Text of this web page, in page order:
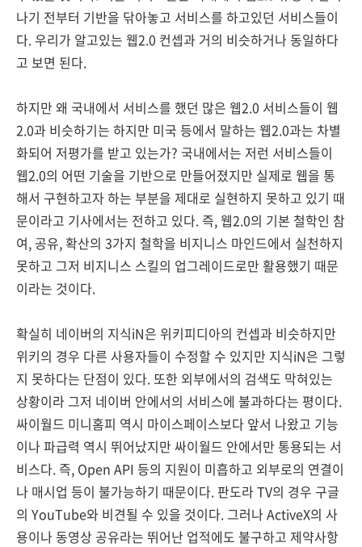
나기 전부터 기반을 닦아놓고 서비스를 하고있던 서비스들이
다. 우리가 알고있는 웹2.0 컨셉과 거의 비슷하거나 동일하다
고 보면 된다.
하지만 왜 국내에서 서비스를 했던 많은 웹2.0 서비스들이 웹
2.0과 비슷하기는 하지만 미국 등에서 말하는 웹2.0과는 차별
화되어 저평가를 받고 있는가? 국내에서는 저런 서비스들이
웹2.0의 어떤 기술을 기반으로 만들어졌지만 실제로 웹을 통
해서 구현하고자 하는 부분을 제대로 실현하지 못하고 있기 때
문이라고 기사에서는 전하고 있다. 즉, 웹2.0의 기본 철학인 참
여, 공유, 확산의 3가지 철학을 비지니스 마인드에서 실천하지
못하고 그저 비지니스 스킬의 업그레이드로만 활용했기 때문
이라는 것이다.
확실히 네이버의 지식iN은 위키피디아의 컨셉과 비슷하지만
위키의 경우 다른 사용자들이 수정할 수 있지만 지식iN은 그렇
지 못하다는 단점이 있다. 또한 외부에서의 검색도 막혀있는
상황이라 그저 네이버 안에서의 서비스에 불과하다는 평이다.
싸이월드 미니홈피 역시 마이스페이스보다 앞서 나왔고 기능
이나 파급력 역시 뛰어났지만 싸이월드 안에서만 통용되는 서
비스다. 즉, Open API 등의 지원이 미흡하고 외부로의 연결이
나 매시업 등이 불가능하기 때문이다. 판도라 TV의 경우 구글
의 YouTube와 비견될 수 있을 것이다. 그러나 ActiveX의 사
용이나 동영상 공유라는 뛰어난 업적에도 불구하고 제약사항